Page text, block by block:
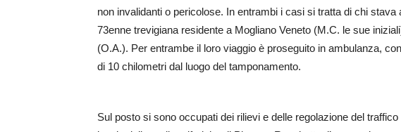
non invalidanti o pericolose. In entrambi i casi si tratta di chi
73enne trevigiana residente a Mogliano Veneto (M.C. le sue
(O.A.). Per entrambe il loro viaggio è proseguito in ambulanza,
di 10 chilometri dal luogo del tamponamento.
Sul posto si sono occupati dei rilievi e delle regolazione del